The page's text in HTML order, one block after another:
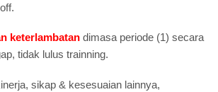
keterlambatan dimasa periode (1) secara
tidak lulus trainning.
sikap & kesesuaian lainnya,